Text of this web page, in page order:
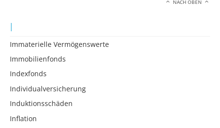
NACH OBEN
I
Immaterielle Vermögenswerte
Immobilienfonds
Indexfonds
Individualversicherung
Induktionsschäden
Inflation